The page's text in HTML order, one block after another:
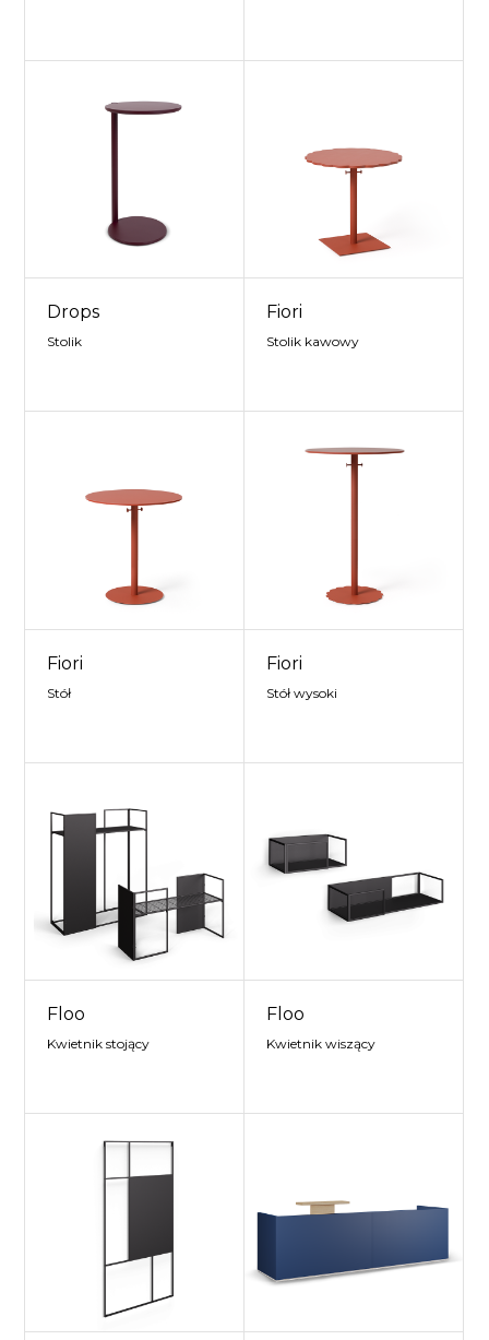
Drops
Stolik
Fiori
Stolik kawowy
Fiori
Stół
Fiori
Stół wysoki
Floo
Kwietnik stojący
Floo
Kwietnik wiszący